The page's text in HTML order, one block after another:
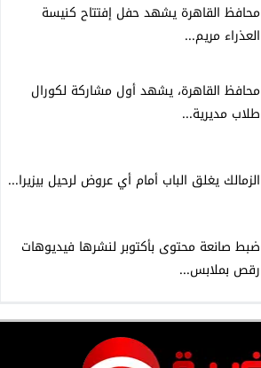
محافظ القاهرة يشهد حفل إفتتاح كنيسة
العذراء مريم...
محافظ القاهرة، يشهد أول مشاركة لكورال
طلاب مديرية...
الزمالك يغلق الباب أمام أي عروض لرحيل بيزيرا...
ضبط صانعة محتوى بأكتوبر لنشرها فيديوهات
رقص بملابس...